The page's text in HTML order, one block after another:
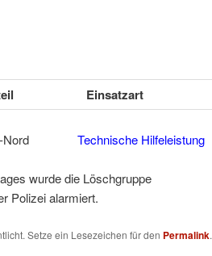
Einsatzart
Technische Hilfeleistung
wurde die Löschgruppe
Polizei alarmiert.
Setze ein Lesezeichen für den Permalink.